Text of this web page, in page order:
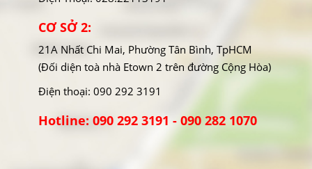
CƠ SỞ 2:
21A Nhất Chi Mai, Phường Tân Bình, TpHCM
(Đối diện toà nhà Etown 2 trên đường Cộng Hòa)
Điện thoại: 090 292 3191
Hotline: 090 292 3191 - 090 282 1070